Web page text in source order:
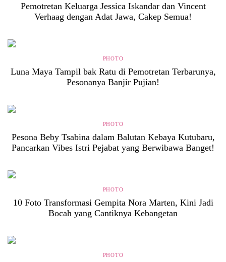
Pemotretan Keluarga Jessica Iskandar dan Vincent
Verhaag dengan Adat Jawa, Cakep Semua!
PHOTO
Luna Maya Tampil bak Ratu di Pemotretan Terbarunya,
Pesonanya Banjir Pujian!
PHOTO
Pesona Beby Tsabina dalam Balutan Kebaya Kutubaru,
Pancarkan Vibes Istri Pejabat yang Berwibawa Banget!
PHOTO
10 Foto Transformasi Gempita Nora Marten, Kini Jadi
Bocah yang Cantiknya Kebangetan
PHOTO